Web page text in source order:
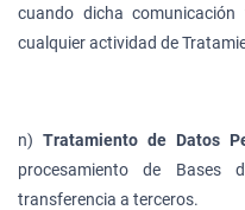
cuando dicha
cualquier actividad de
n) Tratamiento de Datos
procesamiento de Bases
transferencia a terceros.